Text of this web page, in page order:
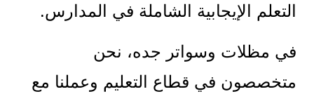
التعلم الإيجابية الشاملة في المدارس.
في مظلات وسواتر جده، نحن
متخصصون في قطاع التعليم وعملنا مع